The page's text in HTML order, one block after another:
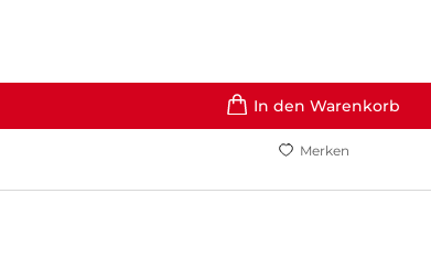
In den Warenkorb
Merken